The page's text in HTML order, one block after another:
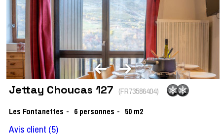
Jettay Choucas 127 (FR73586404)
Les Fontanettes
6 personnes 50 m2
Avis client (5)